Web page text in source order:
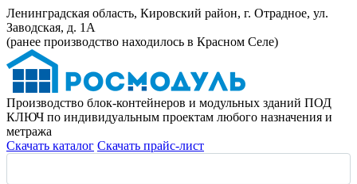
Ленинградская область, Кировский район, г. Отрадное, ул.
Заводская, д. 1А
(ранее производство находилось в Красном Селе)
Производство блок-контейнеров и модульных зданий ПОД
КЛЮЧ по индивидуальным проектам любого назначения и
метража
Скачать каталог Скачать прайс-лист